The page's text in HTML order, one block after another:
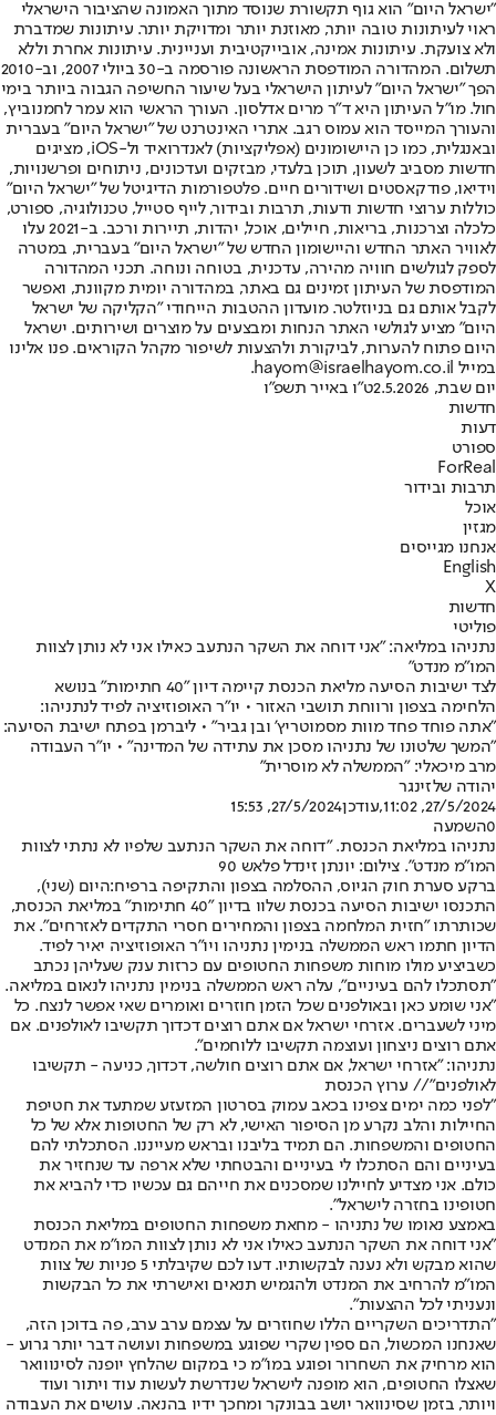
"ישראל היום" הוא גוף תקשורת שנוסד מתוך האמונה שהציבור הישראלי
ראוי לעיתונות טובה יותר, מאוזנת יותר ומדויקת יותר. עיתונות שמדברת
ולא צועקת. עיתונות אמינה, אובייקטיבית ועניינית. עיתונות אחרת וללא
תשלום. המהדורה המודפסת הראשונה פורסמה ב-30 ביולי 2007, וב-2010
הפך "ישראל היום" לעיתון הישראלי בעל שיעור החשיפה הגבוה ביותר בימי
חול. מו"ל העיתון היא ד"ר מרים אדלסון. העורך הראשי הוא עמר לחמנוביץ,
והעורך המייסד הוא עמוס רגב. אתרי האינטרנט של "ישראל היום" בעברית
ובאנגלית, כמו כן היישומונים (אפליקציות) לאנדרואיד ול-iOS, מציגים
חדשות מסביב לשעון, תוכן בלעדי, מבזקים ועדכונים, ניתוחים ופרשנויות,
וידיאו, פודקאסטים ושידורים חיים. פלטפורמות הדיגיטל של "ישראל היום"
כוללות ערוצי חדשות ודעות, תרבות ובידור, לייף סטייל, טכנולוגיה, ספורט,
כלכלה וצרכנות, בריאות, חיילים, אוכל, יהדות, תיירות ורכב. ב-2021 עלו
לאוויר האתר החדש והיישומון החדש של "ישראל היום" בעברית, במטרה
לספק לגולשים חוויה מהירה, עדכנית, בטוחה ונוחה. תכני המהדורה
המודפסת של העיתון זמינים גם באתר, במהדורה יומית מקוונת, ואפשר
לקבל אותם גם בניוזלטר. מועדון ההטבות הייחודי "הקליקה של ישראל
היום" מציע לגולשי האתר הנחות ומבצעים על מוצרים ושירותים. ישראל
היום פתוח להערות, לביקורת ולהצעות לשיפור מקהל הקוראים. פנו אלינו
במייל hayom@israelhayom.co.il.
יום שבת, 2.5.2026
ט"ו באייר תשפ"ו
חדשות
דעות
ספורט
ForReal
תרבות ובידור
אוכל
מגזין
אנחנו מגייסים
English
X
חדשות
פוליטי
נתניהו במליאה: "אני דוחה את השקר הנתעב כאילו אני לא נותן לצוות
המו"מ מנדט"
לצד ישיבות הסיעה מליאת הכנסת קיימה דיון "40 חתימות" בנושא
הלחימה בצפון ורווחת תושבי האזור • יו"ר האופוזיציה לפיד לנתניהו:
"אתה פוחד פחד מוות מסמוטריץ' ובן גביר" • ליברמן בפתח ישיבת הסיעה:
"המשך שלטונו של נתניהו מסכן את עתידה של המדינה" • יו"ר העבודה
מרב מיכאלי: "הממשלה לא מוסרית"
יהודה שלזינגר
27/5/2024, 11:02
,עודכן27/5/2024, 15:53
0השמעה
נתניהו במליאת הכנסת. "דוחה את השקר הנתעב שלפיו לא נתתי לצוות
המו״מ מנדט". צילום: יונתן זינדל פלאש 90
ברקע סערת חוק הגיוס, ההסלמה בצפון והתקיפה ברפיח:היום (שני),
התכנסו ישיבות הסיעה בכנסת שלוו בדיון "40 חתימות" במליאת הכנסת,
שכותרתו "חזית המלחמה בצפון והמחירים חסרי התקדים לאזרחים". את
הדיון חתמו ראש הממשלה בנימין נתניהו ויו"ר האופוזיציה יאיר לפיד.
כשביציע מולו מוחות משפחות החטופים עם כרזות ענק שעליהן נכתב
"תסתכלו להם בעיניים", עלה ראש הממשלה בנימין נתניהו לנאום במליאה.
"אני שומע כאן ובאולפנים שכל הזמן חוזרים ואומרים שאי אפשר לנצח. כל
מיני לשעברים. אזרחי ישראל אם אתם רוצים דכדוך תקשיבו לאולפנים. אם
אתם רוצים ניצחון ועוצמה תקשיבו ללוחמים".
נתניהו: "אזרחי ישראל, אם אתם רוצים חולשה, דכדוך, כניעה - תקשיבו
לאולפנים"// ערוץ הכנסת
"לפני כמה ימים צפינו בכאב עמוק בסרטון המזעזע שמתעד את חטיפת
החיילות והלב נקרע מן הסיפור האישי, לא רק של החטופות אלא של כל
החטופים והמשפחות. הם תמיד בליבנו ובראש מעייננו. הסתכלתי להם
בעיניים והם הסתכלו לי בעיניים והבטחתי שלא ארפה עד שנחזיר את
כולם. אני מצדיע לחיילנו שמסכנים את חייהם גם עכשיו כדי להביא את
חטופינו בחזרה לישראל".
באמצע נאומו של נתניהו - מחאת משפחות החטופים במליאת הכנסת
"אני דוחה את השקר הנתעב כאילו אני לא נותן לצוות המו"מ את המנדט
שהוא מבקש ולא נענה לבקשותיו. דעו לכם שקיבלתי 5 פניות של צוות
המו"מ להרחיב את המנדט ולהגמיש תנאים ואישרתי את כל הבקשות
ונעניתי לכל ההצעות".
"התדריכים השקריים הללו שחוזרים על עצמם ערב ערב, פה בדוכן הזה,
שאנחנו המכשול, הם ספין שקרי שפוגע במשפחות ועושה דבר יותר גרוע -
הוא מרחיק את השחרור ופוגע במו"מ כי במקום שהלחץ יופנה לסינווואר
שאצלו החטופים, הוא מופנה לישראל שנדרשת לעשות עוד ויתור ועוד
ויותר, בזמן שסינוואר יושב בבונקר ומחכך ידיו בהנאה. עושים את העבודה